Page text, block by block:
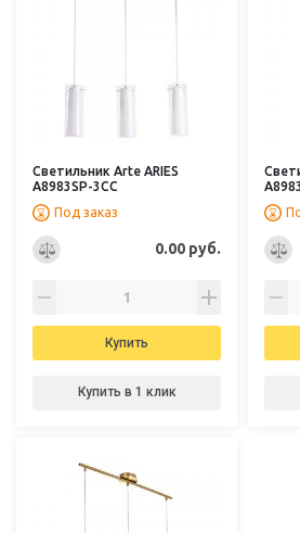
Светильник Arte ARIES
A8983SP-3CC
Под заказ
0.00 руб.
Купить
Купить в 1 клик